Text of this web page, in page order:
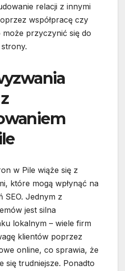
relacji z innymi
współpracę czy
przyczynić się do
w Pile wiąże się z
które mogą wpłynąć na
SEO. Jednym z
jest silna
lokalnym – wiele firm
klientów poprzez
online, co sprawia, że
się trudniejsze. Ponadto